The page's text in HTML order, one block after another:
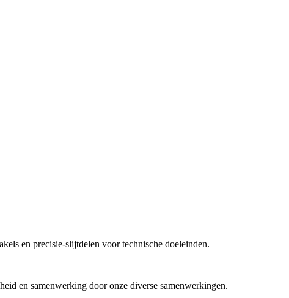
en precisie-slijtdelen voor technische doeleinden.
en samenwerking door onze diverse samenwerkingen.